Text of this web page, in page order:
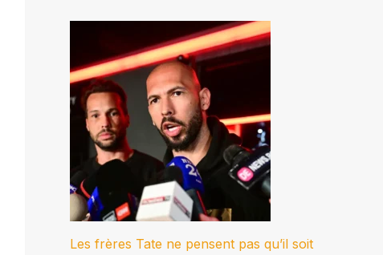
Les frères Tate ne pensent pas qu’il soit